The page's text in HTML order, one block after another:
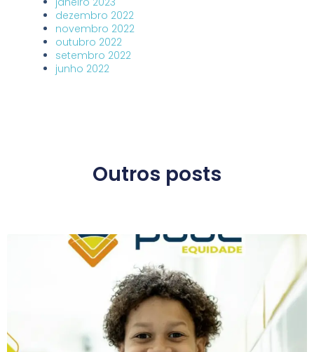
dezembro 2022
novembro 2022
outubro 2022
setembro 2022
junho 2022
Outros posts